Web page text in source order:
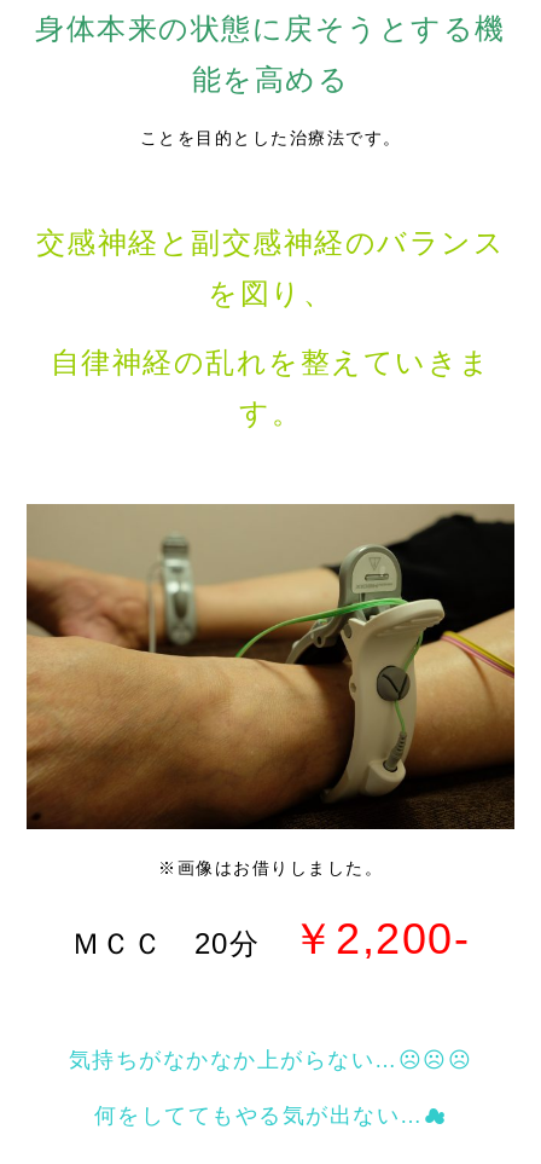
身体本来の状態に戻そうとする機
能を高める
ことを目的とした治療法です。
交感神経と副交感神経のバランス
を図り、
自律神経の乱れを整えていきま
す。
※画像はお借りしました。
ＭＣＣ 20分 ￥2,200-
気持ちがなかなか上がらない…☹☹☹
何をしててもやる気が出ない…☁